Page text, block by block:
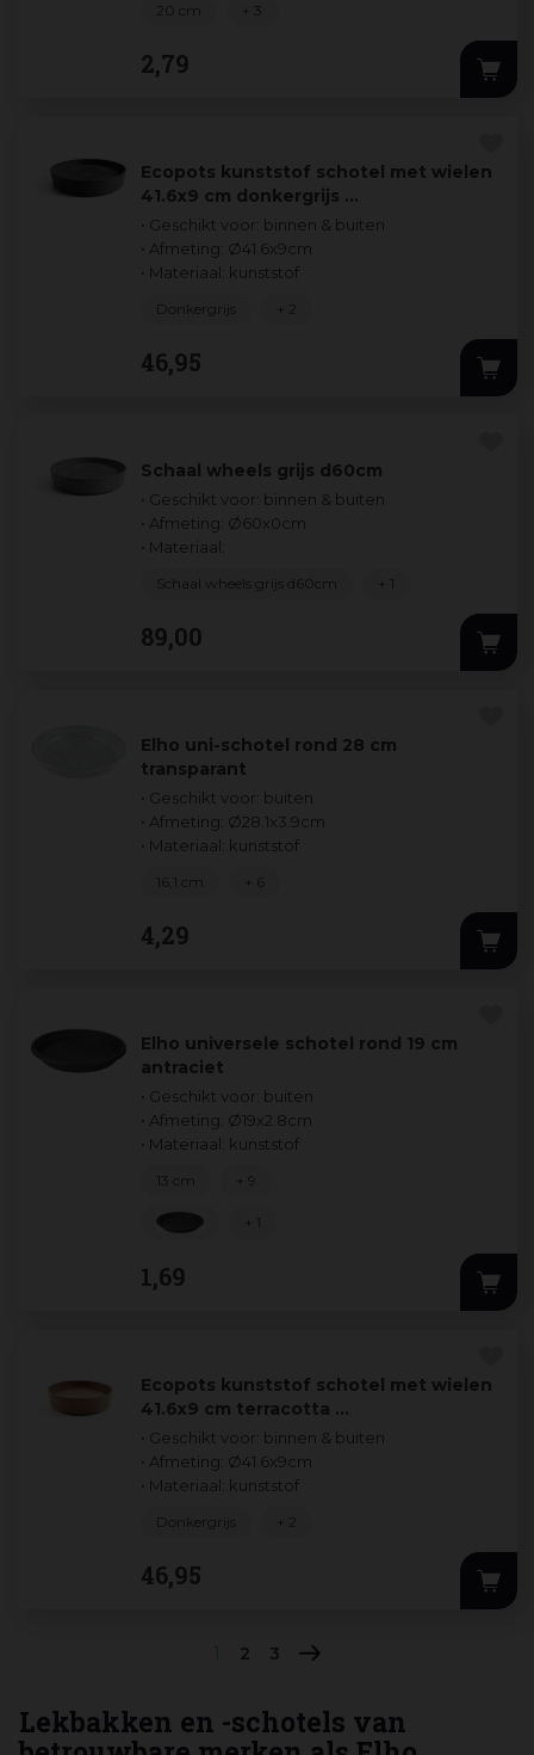
2,79
20 cm + 3
Ecopots kunststof schotel met wielen
41.6x9 cm donkergrijs …
• Geschikt voor: binnen & buiten
• Afmeting: Ø41.6x9cm
• Materiaal: kunststof
46,95
Donkergrijs + 2
Schaal wheels grijs d60cm
• Geschikt voor: binnen & buiten
• Afmeting: Ø60x0cm
• Materiaal:
89,00
Schaal wheels grijs d60cm + 1
Elho uni-schotel rond 28 cm
transparant
• Geschikt voor: buiten
• Afmeting: Ø28.1x3.9cm
• Materiaal: kunststof
4,29
16,1 cm + 6
Elho universele schotel rond 19 cm
antraciet
• Geschikt voor: buiten
• Afmeting: Ø19x2.8cm
• Materiaal: kunststof
1,69
13 cm + 9
+ 1
Ecopots kunststof schotel met wielen
41.6x9 cm terracotta …
• Geschikt voor: binnen & buiten
• Afmeting: Ø41.6x9cm
• Materiaal: kunststof
46,95
Donkergrijs + 2
2 3
Lekbakken en -schotels van